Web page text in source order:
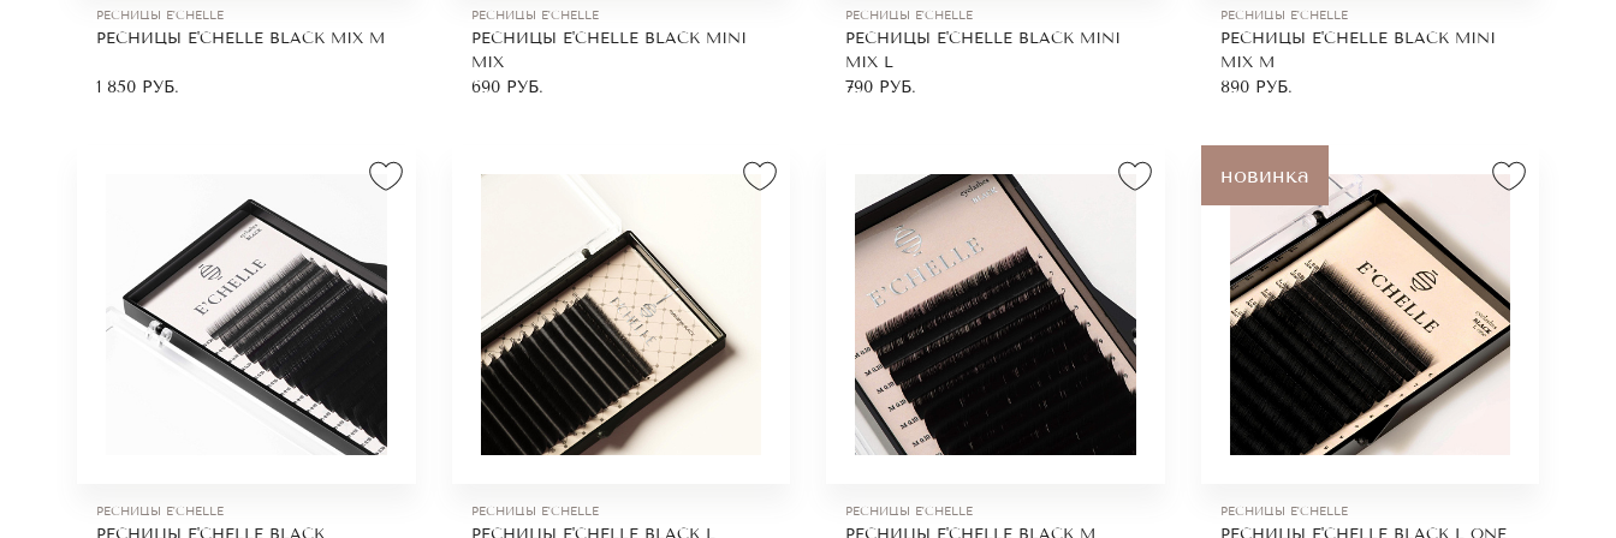
РЕСНИЦЫ E'CHELLE
РЕСНИЦЫ E'CHELLE BLACK MIX М
1 850 РУБ.
РЕСНИЦЫ E'CHELLE
РЕСНИЦЫ E'CHELLE BLACK MINI
MIX
690РУБ.
РЕСНИЦЫ E'CHELLE
РЕСНИЦЫ E'CHELLE BLACK MINI
MIX L
790 РУБ.
РЕСНИЦЫ E'CHELLE
РЕСНИЦЫ E'CHELLE BLACK MINI
MIX M
890РУБ.
РЕСНИЦЫ E'CHELLE
РЕСНИЦЫ E'CHELLE BLACK
РЕСНИЦЫ E'CHELLE
РЕСНИЦЫ E'CHELLE BLACK L
РЕСНИЦЫ E'CHELLE
РЕСНИЦЫ E'CHELLE BLACK M
новинка
РЕСНИЦЫ E'CHELLE
РЕСНИЦЫ E'CHELLE BLACK L ONE